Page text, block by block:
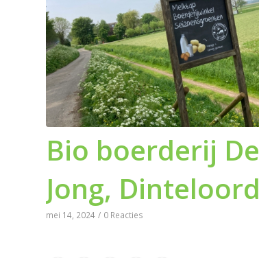
Bio boerderij De
Jong, Dinteloord
mei 14, 2024 / 0 Reacties